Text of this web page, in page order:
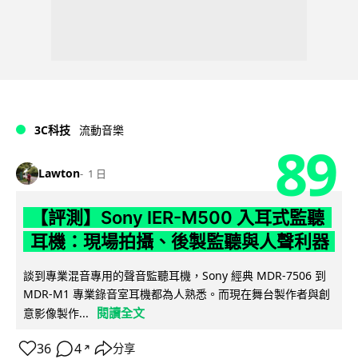
3C科技 流動音樂
Lawton 1 日 89
【評測】Sony IER-M500 入耳式監聽
耳機：現場拍攝、後製監聽與人聲利器
談到專業混音專用的聲音監聽耳機，Sony 經典 MDR-7506 到
MDR-M1 專業錄音室耳機都為人熟悉。而現在舞台製作者與創
意影像製作...
閱讀全文
36 4 ↗ 分享